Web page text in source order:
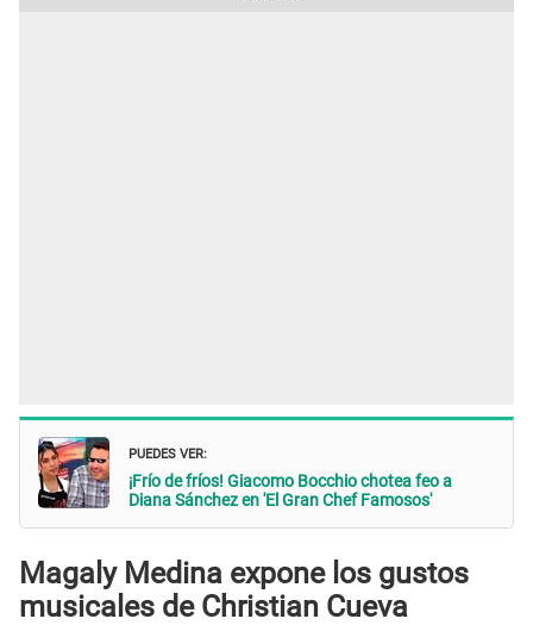
PUEDES VER:
¡Frío de fríos! Giacomo Bocchio chotea feo a
Diana Sánchez en 'El Gran Chef Famosos'
Magaly Medina expone los gustos
musicales de Christian Cueva